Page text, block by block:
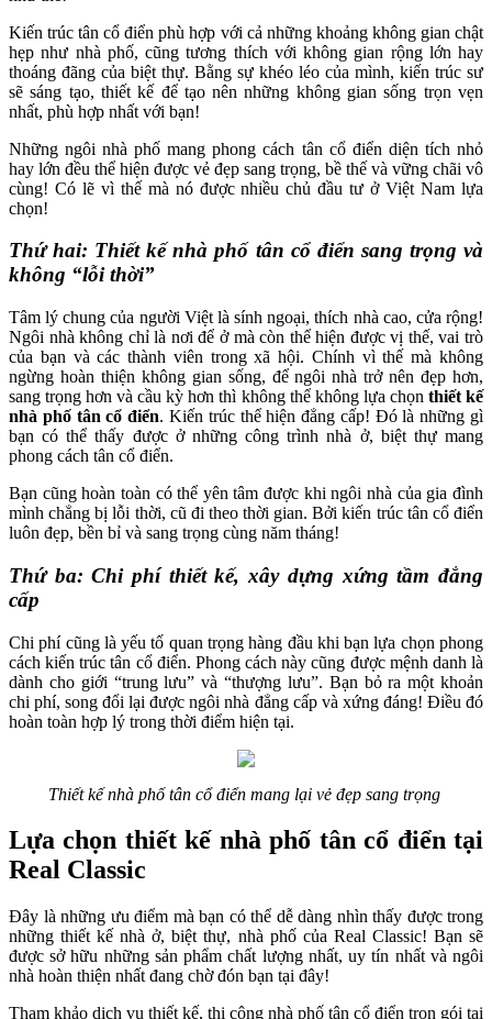
Kiến trúc tân cổ điển phù hợp với cả những khoảng không gian chật
hẹp như nhà phố, cũng tương thích với không gian rộng lớn hay
thoáng đãng của biệt thự. Bằng sự khéo léo của mình, kiến trúc sư
sẽ sáng tạo, thiết kế để tạo nên những không gian sống trọn vẹn
nhất, phù hợp nhất với bạn!
Những ngôi nhà phố mang phong cách tân cổ điển diện tích nhỏ
hay lớn đều thể hiện được vẻ đẹp sang trọng, bề thế và vững chãi vô
cùng! Có lẽ vì thế mà nó được nhiều chủ đầu tư ở Việt Nam lựa
chọn!
Thứ hai: Thiết kế nhà phố tân cổ điển sang trọng và
không “lỗi thời”
Tâm lý chung của người Việt là sính ngoại, thích nhà cao, cửa rộng!
Ngôi nhà không chỉ là nơi để ở mà còn thể hiện được vị thế, vai trò
của bạn và các thành viên trong xã hội. Chính vì thế mà không
ngừng hoàn thiện không gian sống, để ngôi nhà trở nên đẹp hơn,
sang trọng hơn và cầu kỳ hơn thì không thể không lựa chọn thiết kế
nhà phố tân cổ điển. Kiến trúc thể hiện đẳng cấp! Đó là những gì
bạn có thể thấy được ở những công trình nhà ở, biệt thự mang
phong cách tân cổ điển.
Bạn cũng hoàn toàn có thể yên tâm được khi ngôi nhà của gia đình
mình chẳng bị lỗi thời, cũ đi theo thời gian. Bởi kiến trúc tân cổ điển
luôn đẹp, bền bỉ và sang trọng cùng năm tháng!
Thứ ba: Chi phí thiết kế, xây dựng xứng tầm đẳng
cấp
Chi phí cũng là yếu tố quan trọng hàng đầu khi bạn lựa chọn phong
cách kiến trúc tân cổ điển. Phong cách này cũng được mệnh danh là
dành cho giới “trung lưu” và “thượng lưu”. Bạn bỏ ra một khoản
chi phí, song đổi lại được ngôi nhà đẳng cấp và xứng đáng! Điều đó
hoàn toàn hợp lý trong thời điểm hiện tại.
Thiết kế nhà phố tân cổ điển mang lại vẻ đẹp sang trọng
Lựa chọn thiết kế nhà phố tân cổ điển tại
Real Classic
Đây là những ưu điểm mà bạn có thể dễ dàng nhìn thấy được trong
những thiết kế nhà ở, biệt thự, nhà phố của Real Classic! Bạn sẽ
được sở hữu những sản phẩm chất lượng nhất, uy tín nhất và ngôi
nhà hoàn thiện nhất đang chờ đón bạn tại đây!
Tham khảo dịch vụ thiết kế, thi công nhà phố tân cổ điển trọn gói tại